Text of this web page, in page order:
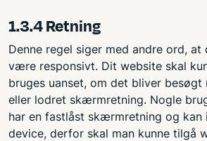
1.3.4 Retning
Denne regel siger med andre ord, at
være responsivt. Dit website skal
bruges uanset, om det bliver besøgt
eller lodret skærmretning. Nogle
har en fastlåst skærmretning og kan
device, derfor skal man kunne tilgå